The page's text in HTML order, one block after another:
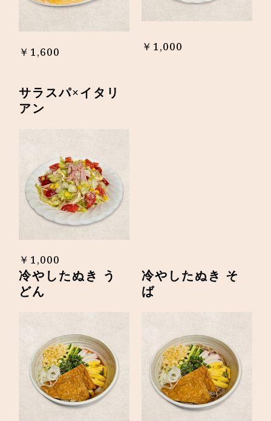
￥1,600 ￥1,000
サラスパ×イタリ
アン
￥1,000
冷やしたぬき う
どん
冷やしたぬき そ
ば